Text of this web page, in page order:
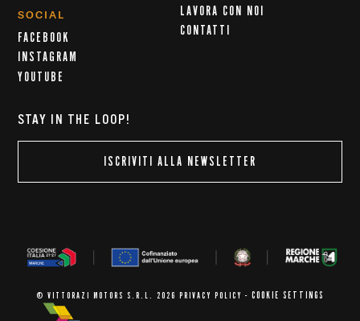
SOCIAL
FACEBOOK
INSTAGRAM
YOUTUBE
LAVORA CON NOI
CONTATTI
STAY IN THE LOOP!
ISCRIVITI ALLA NEWSLETTER
© VITTORAZI MOTORS S.R.L. 2026 PRIVACY POLICY - COOKIE SETTINGS